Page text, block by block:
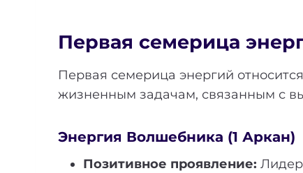
Первая семерица
Первая семерица энергий
жизненным задачам, связанным с
Энергия Волшебника (1 Аркан)
Позитивное проявление: